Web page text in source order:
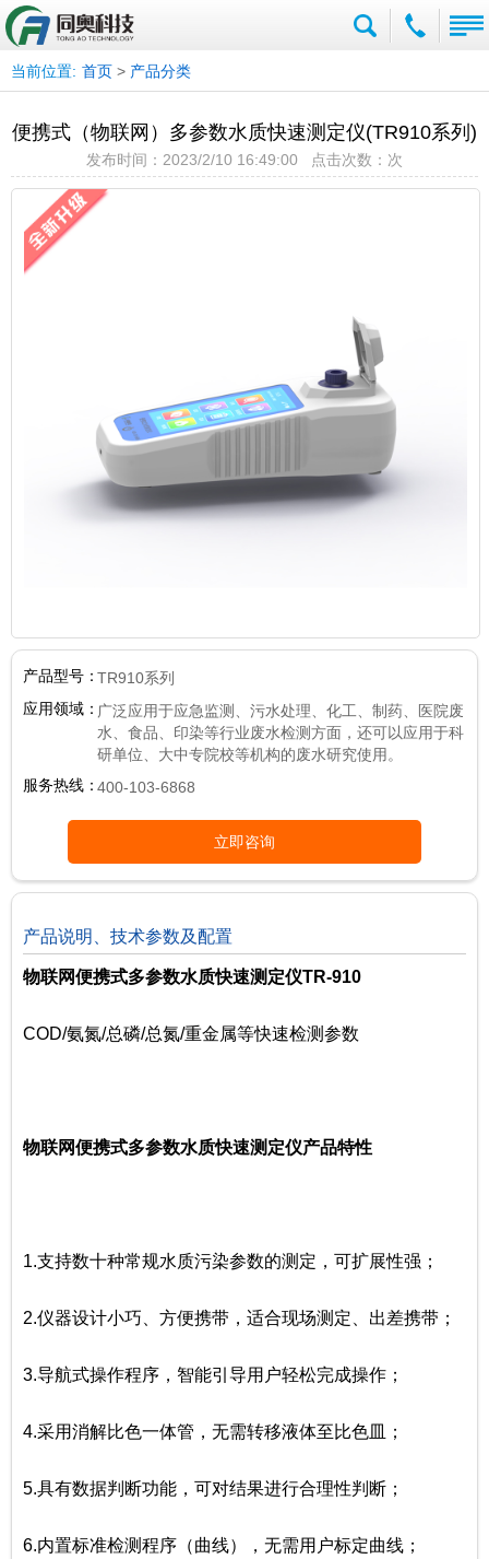
当前位置: 首页 > 产品分类
便携式（物联网）多参数水质快速测定仪(TR910系列)
发布时间：2023/2/10 16:49:00 点击次数： 次
产品型号：TR910系列
应用领域： 广泛应用于应急监测、污水处理、化工、制药、医院废
水、食品、印染等行业废水检测方面，还可以应用于科
研单位、大中专院校等机构的废水研究使用。
服务热线：400-103-6868
立即咨询
产品说明、技术参数及配置
物联网便携式多参数水质快速测定仪TR-910
COD/氨氮/总磷/总氮/重金属等快速检测参数
物联网便携式多参数水质快速测定仪产品特性
1.支持数十种常规水质污染参数的测定，可扩展性强；
2.仪器设计小巧、方便携带，适合现场测定、出差携带；
3.导航式操作程序，智能引导用户轻松完成操作；
4.采用消解比色一体管，无需转移液体至比色皿；
5.具有数据判断功能，可对结果进行合理性判断；
6.内置标准检测程序（曲线），无需用户标定曲线；